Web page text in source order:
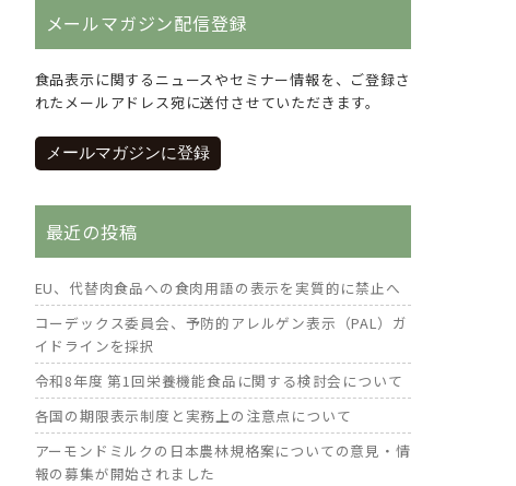
メールマガジン配信登録
食品表示に関するニュースやセミナー情報を、ご登録さ
れたメールアドレス宛に送付させていただきます。
メールマガジンに登録
最近の投稿
EU、代替肉食品への食肉用語の表示を実質的に禁止へ
コーデックス委員会、予防的アレルゲン表示（PAL）ガ
イドラインを採択
令和8年度 第1回栄養機能食品に関する検討会について
各国の期限表示制度と実務上の注意点について
アーモンドミルクの日本農林規格案についての意見・情
報の募集が開始されました